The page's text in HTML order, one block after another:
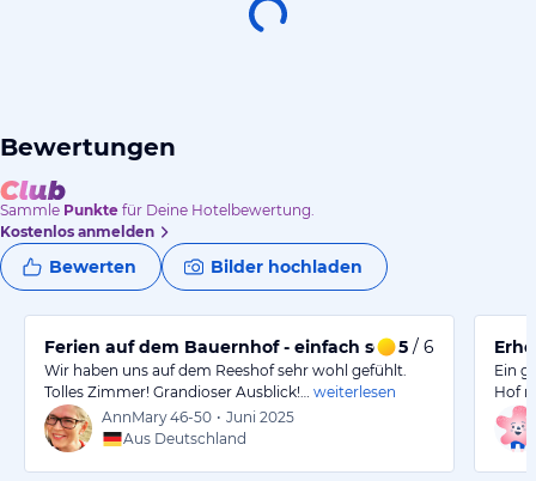
Bewertungen
Sammle Punkte für Deine Hotelbewertung.
Kostenlos anmelden
Bewerten Bilder hochladen
Ferien auf dem Bauernhof - einfach schön!
5 / 6
Wir haben uns auf dem Reeshof sehr wohl gefühlt.
Tolles Zimmer! Grandioser Ausblick!…
weiterlesen
AnnMary46-50 • Juni 2025
Aus Deutschland
Ein
Hof